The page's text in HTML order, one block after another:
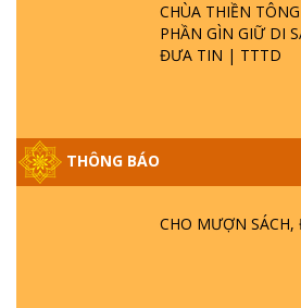
CHÙA THIỀN
PHẦN GÌN GIỮ DI
ĐƯA TIN | TTTD
THÔNG BÁO
CHO MƯỢN SÁCH,
GIẢI ĐÁP ĐẶC BIỆT
PHẬT KHÔNG NÓI?